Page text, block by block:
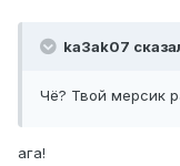
ka3ak07
Чё? Твой мерсик
ага!